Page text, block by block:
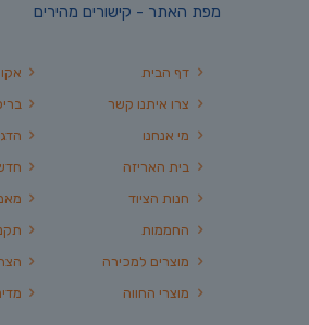
מפת האתר - קישורים מהירים
דף הבית
צרו איתנו קשר
מי אנחנו
בית האריזה
חנות הציוד
החממות
מוצרים למכירה
מוצרי החווה